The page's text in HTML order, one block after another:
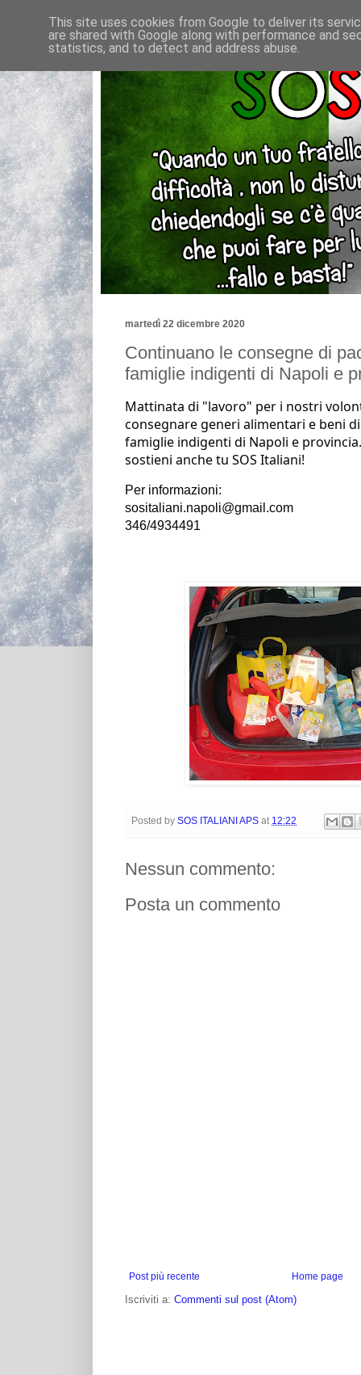
martedì 22 dicembre 2020
Continuano le consegne di
famiglie indigenti di Napoli e
Mattinata di "lavoro" per i nostri
consegnare generi alimentari e beni
famiglie indigenti di Napoli e
sostieni anche tu SOS Italiani!
Per informazioni:
sositaliani.napoli@gmail.com
346/4934491
Posted by SOS ITALIANI APS at 12:22
Nessun commento:
Posta un commento
Post più recente Home page
Iscriviti a: Commenti sul post (Atom)
This site uses cookies from Google to deliver its
are shared with Google along with performance and
statistics, and to detect and address abuse.